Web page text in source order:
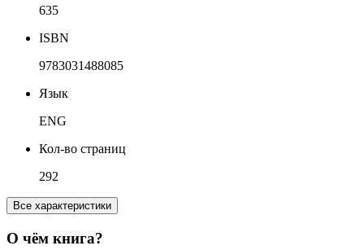
635
ISBN
9783031488085
Язык
ENG
Кол-во страниц
292
Все характеристики
О чём книга?